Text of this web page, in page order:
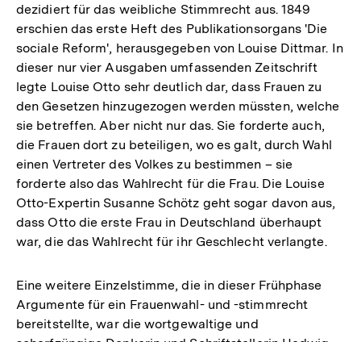
dezidiert für das weibliche Stimmrecht aus. 1849
erschien das erste Heft des Publikationsorgans 'Die
sociale Reform', herausgegeben von Louise Dittmar. In
dieser nur vier Ausgaben umfassenden Zeitschrift
legte Louise Otto sehr deutlich dar, dass Frauen zu
den Gesetzen hinzugezogen werden müssten, welche
sie betreffen. Aber nicht nur das. Sie forderte auch,
die Frauen dort zu beteiligen, wo es galt, durch Wahl
einen Vertreter des Volkes zu bestimmen – sie
forderte also das Wahlrecht für die Frau. Die Louise
Otto-Expertin Susanne Schötz geht sogar davon aus,
dass Otto die erste Frau in Deutschland überhaupt
war, die das Wahlrecht für ihr Geschlecht verlangte.
Eine weitere Einzelstimme, die in dieser Frühphase
Argumente für ein Frauenwahl- und -stimmrecht
bereitstellte, war die wortgewaltige und